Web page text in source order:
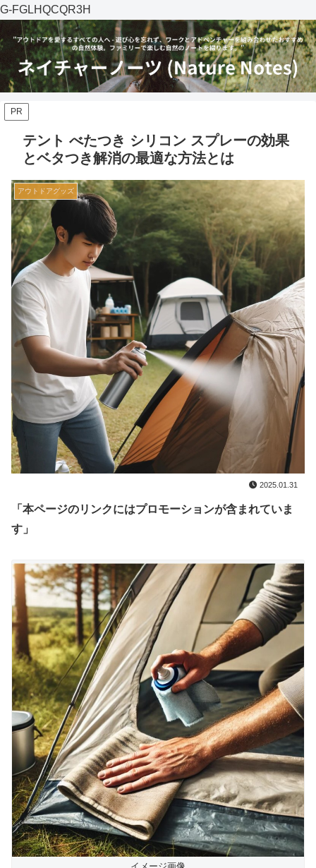
G-FGLHQCQR3H
PR
テント べたつき シリコン スプレーの効果
とベタつき解消の最適な方法とは
アウトドアグッズ
2025.01.31
「本ページのリンクにはプロモーションが含まれていま
す」